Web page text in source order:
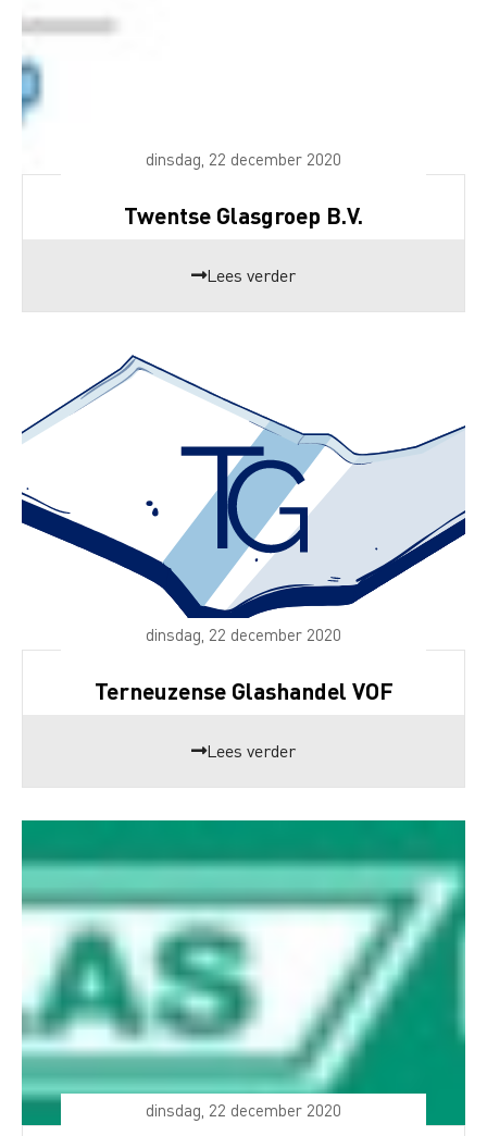
dinsdag, 22 december 2020
Twentse Glasgroep B.V.
Lees verder
dinsdag, 22 december 2020
Terneuzense Glashandel VOF
Lees verder
dinsdag, 22 december 2020